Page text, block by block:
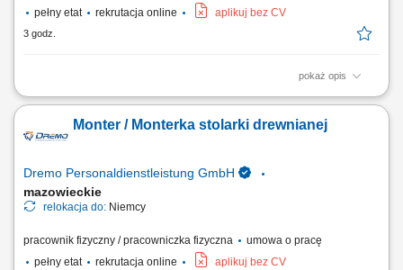
pełny etat
rekrutacja online aplikuj bez CV
3 godz.
pokaż opis
Twoje zadania: Produkcja i montaż schodów drewnianych;
okien, drzwi oraz drewnianych elementów wykończeniowych; Obsługa
urządzeń wykorzystywanych przy obróbce drewna; Szlifowanie,
Monter / Monterka stolarki drewnianej
Dremo Personaldienstleistung GmbH
mazowieckie
relokacja do: Niemcy
pracownik fizyczny / pracowniczka fizyczna
umowa o pracę
pełny etat
rekrutacja online aplikuj bez CV